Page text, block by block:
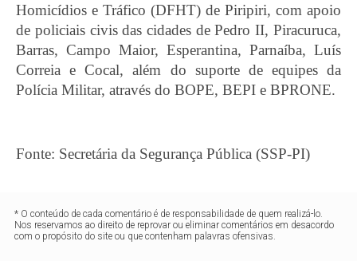
Homicídios e Tráfico (DFHT) de Piripiri, com apoio
de policiais civis das cidades de Pedro II, Piracuruca,
Barras, Campo Maior, Esperantina, Parnaíba, Luís
Correia e Cocal, além do suporte de equipes da
Polícia Militar, através do BOPE, BEPI e BPRONE.
Fonte: Secretária da Segurança Pública (SSP-PI)
* O conteúdo de cada comentário é de responsabilidade de quem realizá-lo.
Nos reservamos ao direito de reprovar ou eliminar comentários em desacordo
com o propósito do site ou que contenham palavras ofensivas.